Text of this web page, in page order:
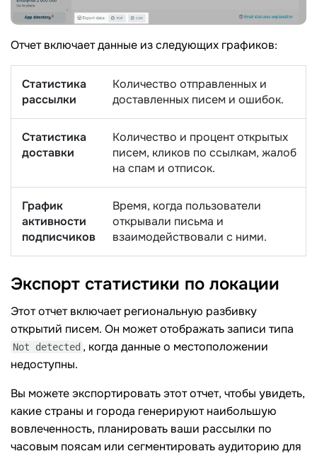
Отчет включает данные из следующих графиков:
Статистика
рассылки
Количество отправленных и
доставленных писем и ошибок.
Статистика
доставки
Количество и процент открытых
писем, кликов по ссылкам, жалоб
на спам и отписок.
График
активности
подписчиков
Время, когда пользователи
открывали письма и
взаимодействовали с ними.
Экспорт статистики по локации
Этот отчет включает региональную разбивку
открытий писем. Он может отображать записи типа
Not detected , когда данные о местоположении
недоступны.
Вы можете экспортировать этот отчет, чтобы увидеть,
какие страны и города генерируют наибольшую
вовлеченность, планировать ваши рассылки по
часовым поясам или сегментировать аудиторию для